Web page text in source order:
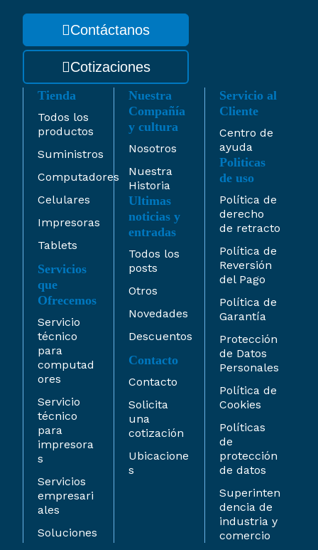
Contáctanos
Cotizaciones
Tienda
Todos los
productos
Suministros
Computadores
Celulares
Impresoras
Tablets
Servicios
que
Ofrecemos
Servicio
técnico
para
computad
ores
Servicio
técnico
para
impresora
s
Servicios
empresari
ales
Soluciones
Nuestra
Compañía
y cultura
Nosotros
Nuestra
Historia
Ultimas
noticias y
entradas
Todos los
posts
Otros
Novedades
Descuentos
Contacto
Contacto
Solicita
una
cotización
Ubicacione
s
Servicio al
Cliente
Centro de
ayuda
Politicas
de uso
Política de
derecho
de retracto
Política de
Reversión
del Pago
Política de
Garantía
Protección
de Datos
Personales
Política de
Cookies
Políticas
de
protección
de datos
Superinten
dencia de
industria y
comercio